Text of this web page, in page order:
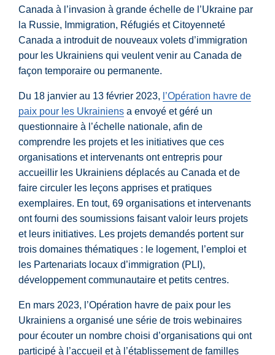
Canada à l’invasion à grande échelle de l’Ukraine par
la Russie, Immigration, Réfugiés et Citoyenneté
Canada a introduit de nouveaux volets d’immigration
pour les Ukrainiens qui veulent venir au Canada de
façon temporaire ou permanente.
Du 18 janvier au 13 février 2023, l’Opération havre de
paix pour les Ukrainiens a envoyé et géré un
questionnaire à l’échelle nationale, afin de
comprendre les projets et les initiatives que ces
organisations et intervenants ont entrepris pour
accueillir les Ukrainiens déplacés au Canada et de
faire circuler les leçons apprises et pratiques
exemplaires. En tout, 69 organisations et intervenants
ont fourni des soumissions faisant valoir leurs projets
et leurs initiatives. Les projets demandés portent sur
trois domaines thématiques : le logement, l’emploi et
les Partenariats locaux d’immigration (PLI),
développement communautaire et petits centres.
En mars 2023, l’Opération havre de paix pour les
Ukrainiens a organisé une série de trois webinaires
pour écouter un nombre choisi d’organisations qui ont
participé à l’accueil et à l’établissement de familles